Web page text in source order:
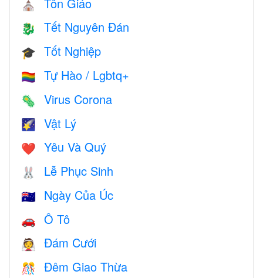
⛪️
🐉 Tết Nguyên Đán
🎓 Tốt Nghiệp
🏳️‍🌈 Tự Hào / Lgbtq+
🦠 Virus Corona
🌠 Vật Lý
❤️️ Yêu Và Quý
🐰 Lễ Phục Sinh
🇦🇺 Ngày Của Úc
🚗 Ô Tô
👰 Đám Cưới
🎊 Đêm Giao Thừa